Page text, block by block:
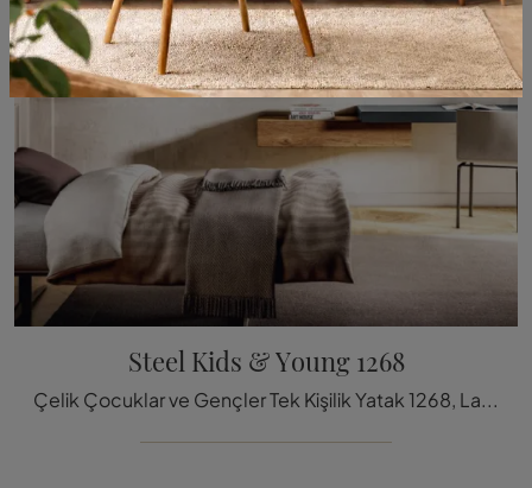
Steel Kids & Young 1268
Çelik Çocuklar ve Gençler Tek Kişilik Yatak 1268, Lago'un döşemeli tasarım modelleri arasında bulunan kumaşın resminde, en derin